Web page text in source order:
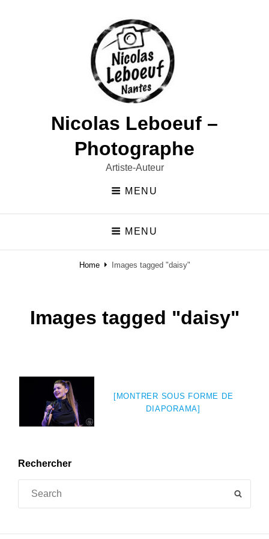
Nicolas Leboeuf –
Photographe
Artiste-Auteur
MENU
MENU
Home Images tagged "daisy"
Images tagged "daisy"
[MONTRER SOUS FORME DE
DIAPORAMA]
Rechercher